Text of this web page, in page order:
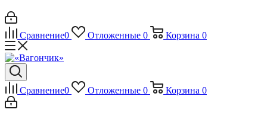
Сравнение0 Отложенные 0 Корзина 0
Сравнение0 Отложенные 0 Корзина 0